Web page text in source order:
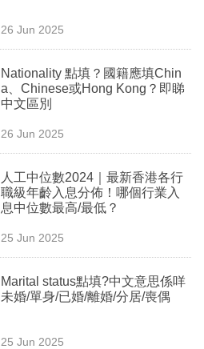
26 Jun 2025
Nationality 點填？國籍應填Chin
a、Chinese或Hong Kong？即睇
中文區別
26 Jun 2025
人工中位數2024｜最新香港各行
職級年齡入息分佈！哪個行業入
息中位數最高/最低？
25 Jun 2025
Marital status點填?中文意思係咩
未婚/單身/已婚/離婚/分居/喪偶
25 Jun 2025